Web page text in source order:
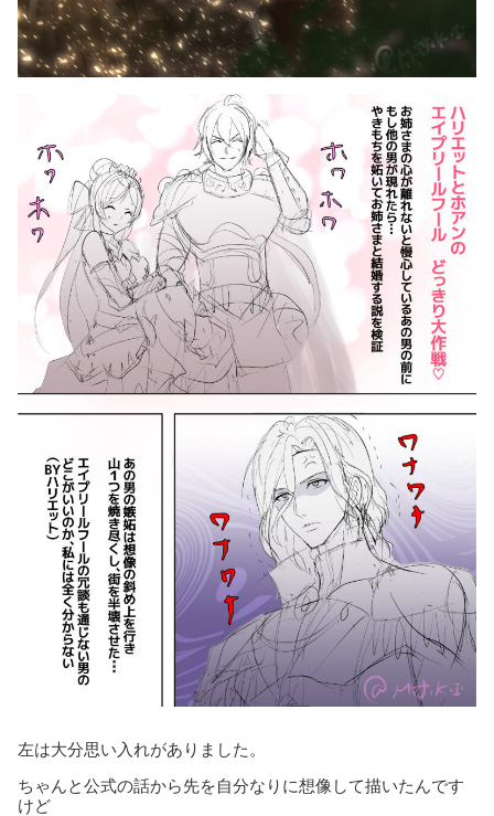
左は大分思い入れがありました。
ちゃんと公式の話から先を自分なりに想像して描いたんです
けど